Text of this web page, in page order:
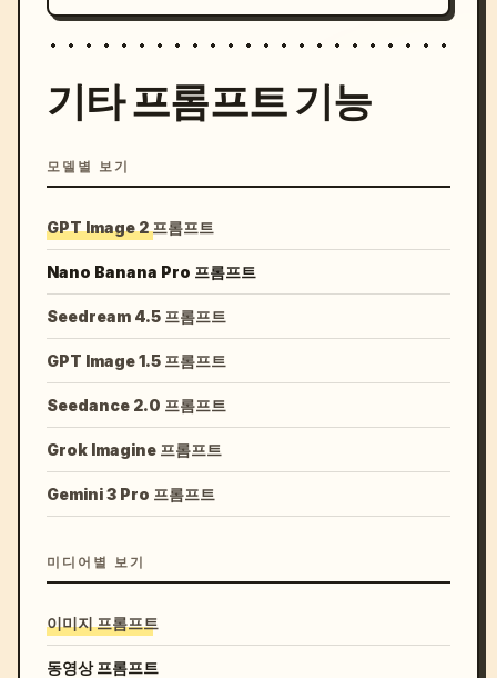
기타 프롬프트 기능
모델별 보기
GPT Image 2 프롬프트
Nano Banana Pro 프롬프트
Seedream 4.5 프롬프트
GPT Image 1.5 프롬프트
Seedance 2.0 프롬프트
Grok Imagine 프롬프트
Gemini 3 Pro 프롬프트
미디어별 보기
이미지 프롬프트
동영상 프롬프트